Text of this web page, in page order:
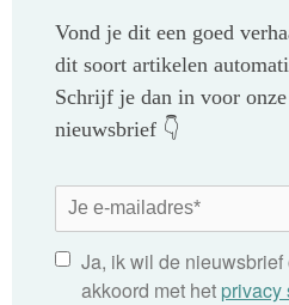
Vond je dit een goed
dit soort artikelen
Schrijf je dan in voor
nieuwsbrief 👇
Ja, ik wil de
akkoord met het privacy